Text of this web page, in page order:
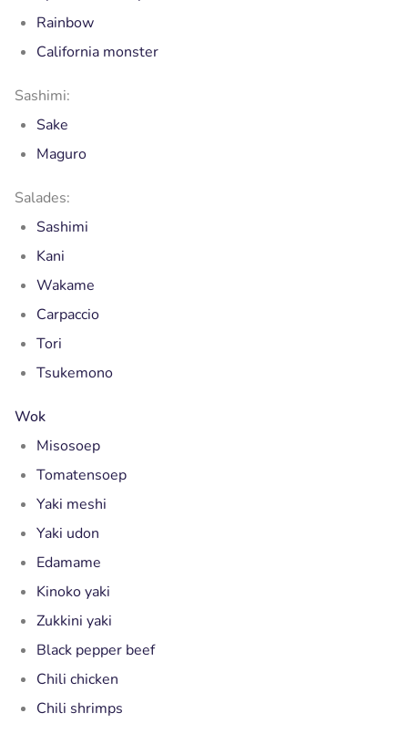
Rainbow
California monster
Sashimi:
Sake
Maguro
Salades:
Sashimi
Kani
Wakame
Carpaccio
Tori
Tsukemono
Wok
Misosoep
Tomatensoep
Yaki meshi
Yaki udon
Edamame
Kinoko yaki
Zukkini yaki
Black pepper beef
Chili chicken
Chili shrimps